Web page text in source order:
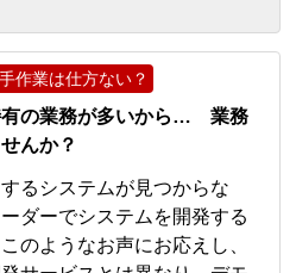
作業は仕方ない？
の業務が多いから… 業務
んか？
るシステムが見つからな
ダーでシステムを開発する
のようなお声にお応えし、